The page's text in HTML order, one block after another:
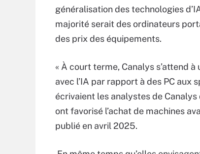
généralisation des technologies
majorité serait des ordinateurs
des prix des équipements.
« À court terme, Canalys s’attend
avec l’IA par rapport à des PC aux
écrivaient les analystes de
ont favorisé l’achat de machines
publié en avril 2025.